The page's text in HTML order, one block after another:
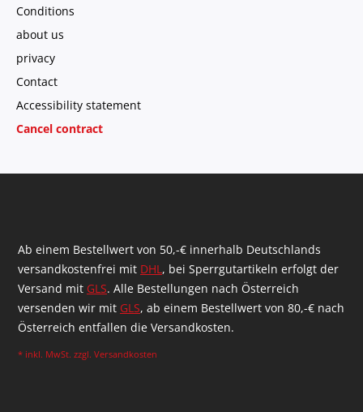
Conditions
about us
privacy
Contact
Accessibility statement
Cancel contract
Ab einem Bestellwert von 50,-€ innerhalb Deutschlands
versandkostenfrei mit DHL, bei Sperrgutartikeln erfolgt der
Versand mit GLS. Alle Bestellungen nach Österreich
versenden wir mit GLS, ab einem Bestellwert von 80,-€ nach
Österreich entfallen die Versandkosten.
* inkl. MwSt. zzgl. Versandkosten